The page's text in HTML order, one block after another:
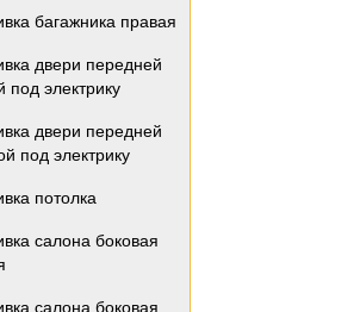
багажника правая
двери передней
под электрику
двери передней
под электрику
потолка
салона боковая
салона боковая